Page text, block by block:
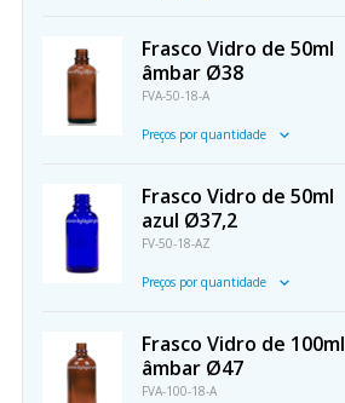
Frasco Vidro de 50ml
âmbar Ø38
FVA-50-18-A
Preços por quantidade
Frasco Vidro de 50ml
azul Ø37,2
FV-50-18-AZ
Preços por quantidade
Frasco Vidro de 100ml
âmbar Ø47
FVA-100-18-A